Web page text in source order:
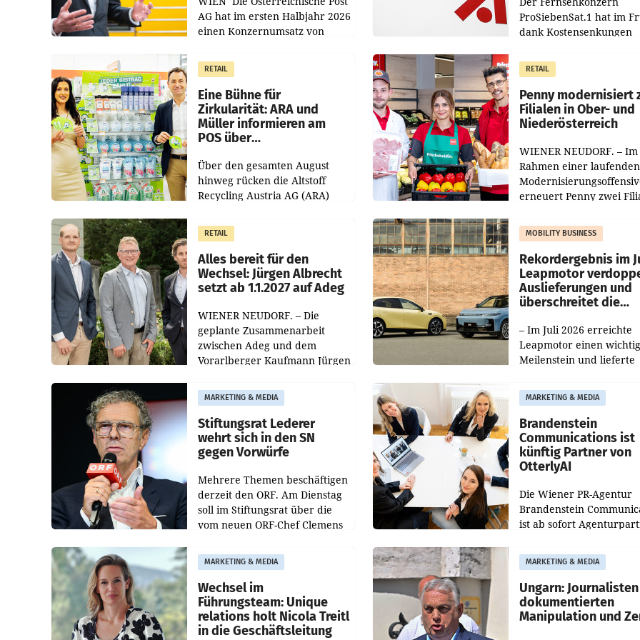
AG hat im ersten Halbjahr 2026
einen Konzernumsatz von
erwirtschaftet, was einem Plus
von 3,8 Prozent gegenüber
dem Vergleichszeitraum
ProSiebenSat.1 hat im
dank Kostensenkungen
gemacht und die
Markterwartung deutlich
übertroffen.
RETAIL
Eine Bühne für
Zirkularität: ARA und
Müller informieren am
POS über
Über den gesamten August
hinweg rücken die Altstoff
Recycling Austria AG (ARA)
Müller die Initiative „Kreislauf-
Helden“ in allen
österreichischen Müller-Filialen
RETAIL
Penny modernisiert
Filialen in Ober- und
Niederösterreich
WIENER NEUDORF. – Im
Rahmen einer laufenden
erneuert Penny zwei
Die beiden Standorte
Haag sowie im rund
RETAIL
Alles bereit für den
Wechsel: Jürgen Albrecht
setzt ab 1.1.2027 auf Adeg
WIENER NEUDORF. – Die
geplante Zusammenarbeit
zwischen Adeg und dem
Vorarlberger Kaufmann Jürgen
freigegeben: Die
Bundeswettbewerbsbehörde
und der Bundeskartellanwalt
MOBILITY BUSINESS
Rekordergebnis im
Leapmotor
Auslieferungen und
überschreitet die
– Im Juli 2026 erreichte
Leapmotor einen
Meilenstein und lieferte
aus, womit sich das
gegenüber Juli 2025
verdoppelte (+102
MARKETING & MEDIA
Stiftungsrat Lederer
wehrt sich in den SN
gegen Vorwürfe
Mehrere Themen beschäftigen
derzeit den ORF. Am Dienstag
soll im Stiftungsrat über die
vom neuen ORF-Chef Clemens
Besetzungen für die
Direktionen abgestimmt
werden.
MARKETING & MEDIA
Brandenstein
Communications ist
künftig Partner von
OtterlyAI
Die Wiener PR-Agentur
Brandenstein
ist ab sofort
Optimierungsplattform
OtterlyAI. Damit baut die
Agentur ihr
MARKETING & MEDIA
Wechsel im
Führungsteam: Unique
relations holt Nicola Treitl
in die Geschäftsleitung
MARKETING & MEDIA
Ungarn: Journalisten
dokumentierten
Manipulation und